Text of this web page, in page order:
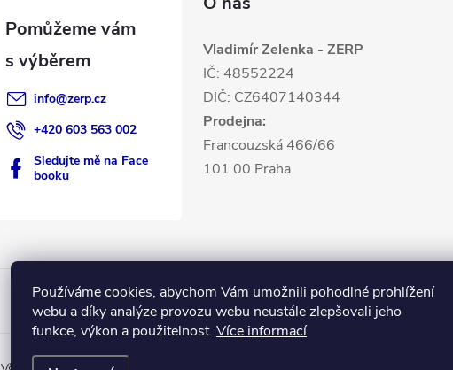
Používáme cookies, abychom Vám umožnili pohodlné prohlížení
webu a díky analýze provozu webu neustále zlepšovali jeho
funkce, výkon a použitelnost. Více informací
info@zerp.cz
+420 603 563 002
Sledujte mě na Face
booku
Vladimír Zelenka - ZERP
IČ: 48552224
DIČ: CZ6407140344
Prodejna:
Francouzská 466/66
101 00 Praha